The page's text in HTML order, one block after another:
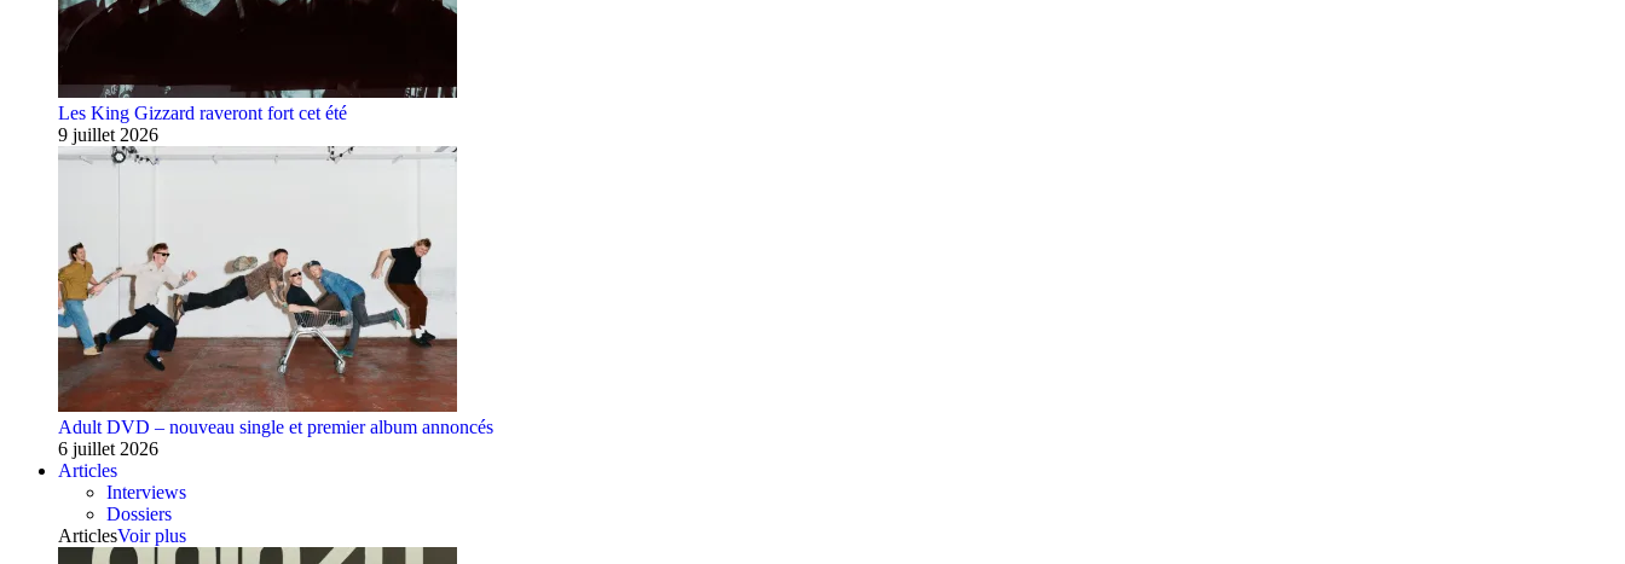
Les King Gizzard raveront fort cet été
9 juillet 2026
Adult DVD – nouveau single et premier album annoncés
6 juillet 2026
Articles
Interviews
Dossiers
ArticlesVoir plus